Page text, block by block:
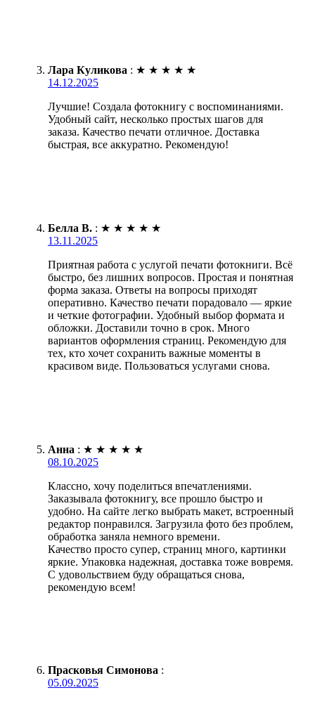
Лара Куликова : ★ ★ ★ ★ ★
14.12.2025
Лучшие! Создала фотокнигу с воспоминаниями.
Удобный сайт, несколько простых шагов для
заказа. Качество печати отличное. Доставка
быстрая, все аккуратно. Рекомендую!
Белла В. : ★ ★ ★ ★ ★
13.11.2025
Приятная работа с услугой печати фотокниги. Всё
быстро, без лишних вопросов. Простая и понятная
форма заказа. Ответы на вопросы приходят
оперативно. Качество печати порадовало — яркие
и четкие фотографии. Удобный выбор формата и
обложки. Доставили точно в срок. Много
вариантов оформления страниц. Рекомендую для
тех, кто хочет сохранить важные моменты в
красивом виде. Пользоваться услугами снова.
Анна : ★ ★ ★ ★ ★
08.10.2025
Классно, хочу поделиться впечатлениями.
Заказывала фотокнигу, все прошло быстро и
удобно. На сайте легко выбрать макет, встроенный
редактор понравился. Загрузила фото без проблем,
обработка заняла немного времени.
Качество просто супер, страниц много, картинки
яркие. Упаковка надежная, доставка тоже вовремя.
С удовольствием буду обращаться снова,
рекомендую всем!
Прасковья Симонова :
05.09.2025